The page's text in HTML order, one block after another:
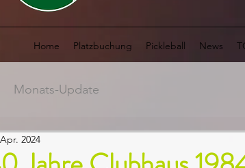
Home Platzbuchung Pickleball News
Monats-Update
2024